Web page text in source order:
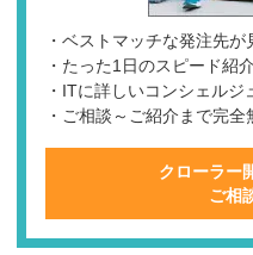
・ベストマッチな発注先が
・たった1日のスピード紹介
・ITに詳しいコンシェルジ
・ご相談～ご紹介まで完全
クローラー
ご相